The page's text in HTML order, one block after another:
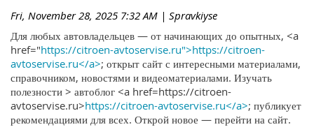
Fri, November 28, 2025 7:32 AM | Spravkiyse
Для любых автовладельцев — от начинающих до опытных, <a
href="https://citroen-avtoservise.ru">https://citroen-
avtoservise.ru</a>; открыт сайт с интересными материалами,
справочником, новостями и видеоматериалами. Изучать
полезности > автоблог <a href=https://citroen-
avtoservise.ru>https://citroen-avtoservise.ru</a>; публикует
рекомендациями для всех. Открой новое — перейти на сайт.